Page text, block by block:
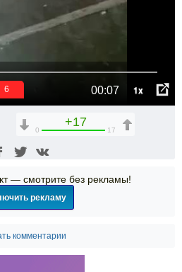
00:07 1x
5
+17
0 17
— смотрите без рекламы!
рекламу
комментарии